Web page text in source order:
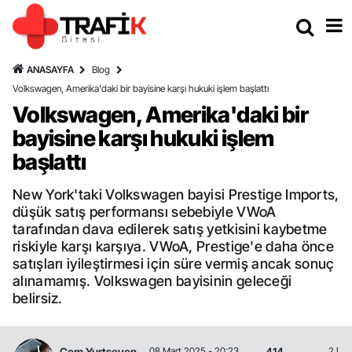
ANASAYFA
Blog
Volkswagen, Amerika'daki bir bayisine karşı hukuki işlem başlattı
Volkswagen, Amerika'daki bir
bayisine karşı hukuki işlem
başlattı
New York'taki Volkswagen bayisi Prestige Imports,
düşük satış performansı sebebiyle VWoA
tarafından dava edilerek satış yetkisini kaybetme
riskiyle karşı karşıya. VWoA, Prestige'e daha önce
satışları iyileştirmesi için süre vermiş ancak sonuç
alınamamış. Volkswagen bayisinin geleceği
belirsiz.